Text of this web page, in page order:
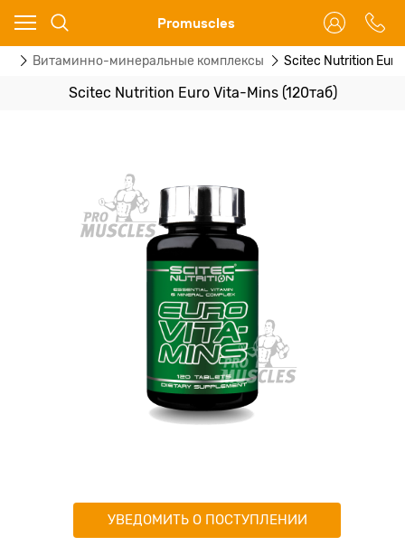
Promuscles
Витаминно-минеральные комплексы Scitec Nutrition
Scitec Nutrition Euro Vita-Mins (120таб)
УВЕДОМИТЬ О ПОСТУПЛЕНИИ
Ваш город - Москва,
угадали?
ДА НЕТ